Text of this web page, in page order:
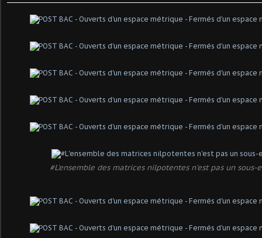
#L'ensemble des matrices nilpotentes n'est pas un sous-